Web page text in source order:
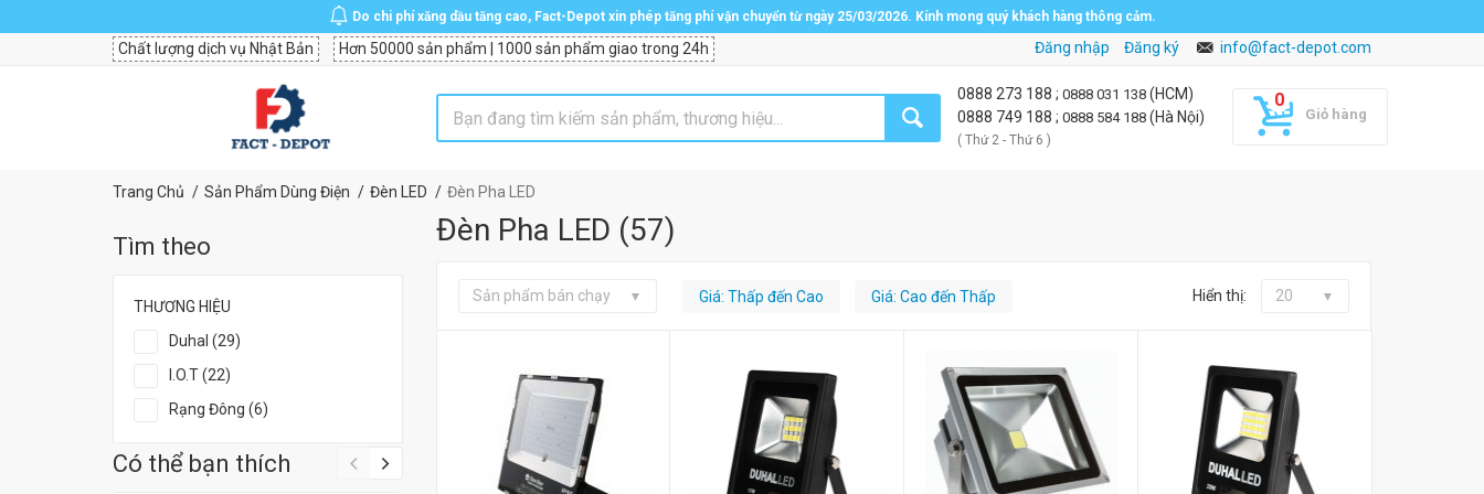
Do chi phí xăng dầu tăng cao, Fact-Depot xin phép tăng phí vận chuyển từ ngày 25/03/2026. Kính mong quý khách hàng thông cảm.
Chất lượng dịch vụ Nhật Bản Hơn 50000 sản phẩm | 1000 sản phẩm giao trong 24h Đăng nhập Đăng ký info@fact-depot.com
Giỏ hàng
0888 273 188 ; 0888 031 138 (HCM)
0888 749 188 ; 0888 584 188 (Hà Nội)
( Thứ 2 - Thứ 6 )
Trang Chủ Sản Phẩm Dùng Điện Đèn LED Đèn Pha LED
Tìm theo
THƯƠNG HIỆU
Duhal (29)
I.O.T (22)
Rạng Đông (6)
Có thể bạn thích
Đèn Pha LED (57)
Hiển thị: 20
Sản phẩm bán chạy Giá: Thấp đến Cao Giá: Cao đến Thấp